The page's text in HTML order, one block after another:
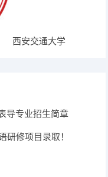
西安交通大学
导专业招生简章
研修项目录取！